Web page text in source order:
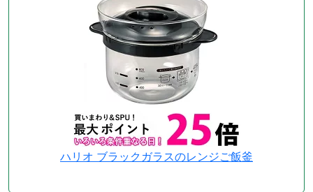
ハリオ ブラックガラスのレンジご飯釜